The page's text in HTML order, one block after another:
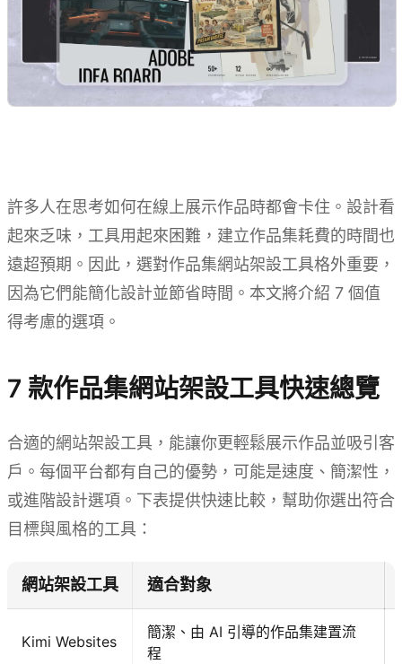
許多人在思考如何在線上展示作品時都會卡住。設計看
起來乏味，工具用起來困難，建立作品集耗費的時間也
遠超預期。因此，選對作品集網站架設工具格外重要，
因為它們能簡化設計並節省時間。本文將介紹 7 個值
得考慮的選項。
7 款作品集網站架設工具快速總覽
合適的網站架設工具，能讓你更輕鬆展示作品並吸引客
戶。每個平台都有自己的優勢，可能是速度、簡潔性，
或進階設計選項。下表提供快速比較，幫助你選出符合
目標與風格的工具：
網站架設工具 適合對象
Kimi Websites
簡潔、由 AI 引導的作品集建置流
程